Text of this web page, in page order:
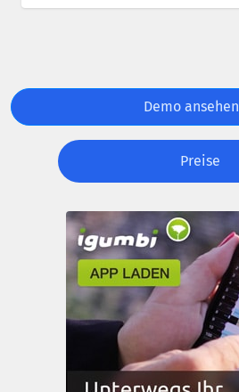
Demo ansehen
Preise